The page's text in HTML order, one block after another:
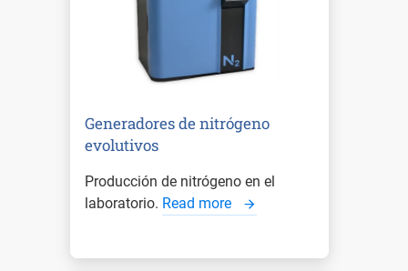
Generadores de nitrógeno
evolutivos
Producción de nitrógeno en el
laboratorio. Read more